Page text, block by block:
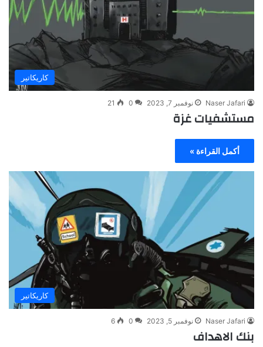
كاريكاتير
Naser Jafari نوفمبر 7, 2023 0
21
مستشفيات غزة
أكمل القراءة »
كاريكاتير
Naser Jafari نوفمبر 5, 2023 0
6
بنك الاهداف